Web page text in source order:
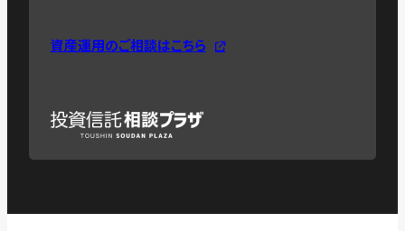
資産運用のご相談はこちら